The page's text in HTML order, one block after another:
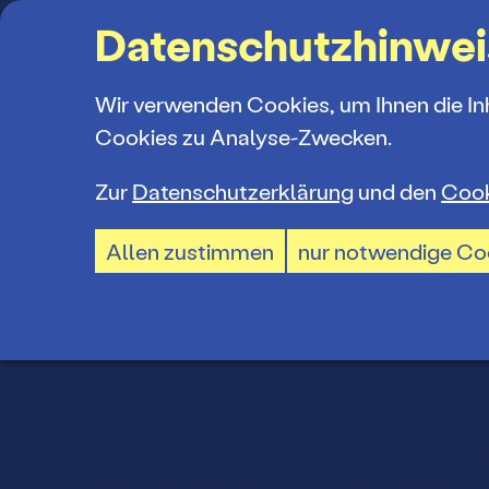
Suchbegriff
Spielplan
Ticketkauf
Ensemble
Jobs und
Wir verwenden Cookies, um Ihnen die
Cookies zu Analyse-Zwecken.
Zur Datenschutzerklärung und den
Allen zustimmen nur notwendige